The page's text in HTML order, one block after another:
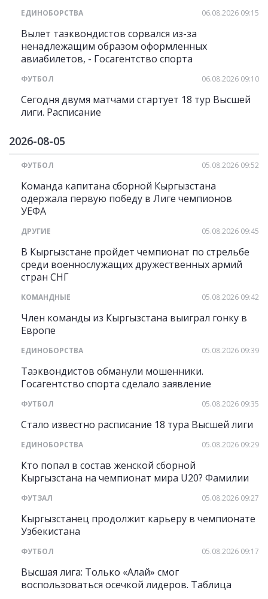
ЕДИНОБОРСТВА 06.08.2026 09:15
Вылет таэквондистов сорвался из-за
ненадлежащим образом оформленных
авиабилетов, - Госагентство спорта
ФУТБОЛ 06.08.2026 09:10
Сегодня двумя матчами стартует 18 тур Высшей
лиги. Расписание
2026-08-05
ФУТБОЛ 05.08.2026 09:52
Команда капитана сборной Кыргызстана
одержала первую победу в Лиге чемпионов
УЕФА
ДРУГИЕ 05.08.2026 09:45
В Кыргызстане пройдет чемпионат по стрельбе
среди военнослужащих дружественных армий
стран СНГ
КОМАНДНЫЕ 05.08.2026 09:42
Член команды из Кыргызстана выиграл гонку в
Европе
ЕДИНОБОРСТВА 05.08.2026 09:39
Таэквондистов обманули мошенники.
Госагентство спорта сделало заявление
ФУТБОЛ 05.08.2026 09:35
Стало известно расписание 18 тура Высшей лиги
ЕДИНОБОРСТВА 05.08.2026 09:29
Кто попал в состав женской сборной
Кыргызстана на чемпионат мира U20? Фамилии
ФУТЗАЛ 05.08.2026 09:27
Кыргызстанец продолжит карьеру в чемпионате
Узбекистана
ФУТБОЛ 05.08.2026 09:17
Высшая лига: Только «Алай» смог
воспользоваться осечкой лидеров. Таблица